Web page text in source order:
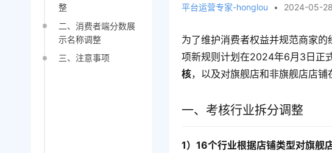
整
二、消费者端分数展
示名称调整
三、注意事项
平台运营专家-honglou • 2024-05-
为了维护消费者权益并规范商家
项新规则计划在2024年6月3日正
核，以及对旗舰店和非旗舰店店铺
一、考核行业拆分调整
1）16个行业根据店铺类型对旗舰